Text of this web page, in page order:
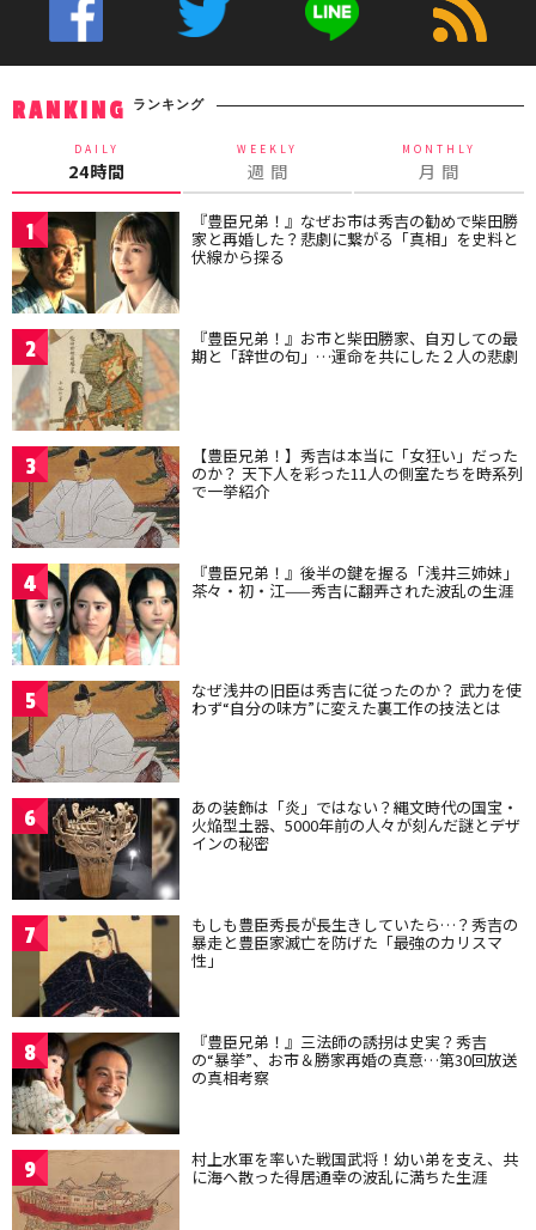
RANKING ランキング
DAILY
24時間
WEEKLY
週 間
MONTHLY
月 間
1 『豊臣兄弟！』なぜお市は秀吉の勧めで柴田勝
家と再婚した？悲劇に繋がる「真相」を史料と
伏線から探る
2 『豊臣兄弟！』お市と柴田勝家、自刃しての最
期と「辞世の句」…運命を共にした２人の悲劇
3 【豊臣兄弟！】秀吉は本当に「女狂い」だった
のか？ 天下人を彩った11人の側室たちを時系列
で一挙紹介
4 『豊臣兄弟！』後半の鍵を握る「浅井三姉妹」
茶々・初・江——秀吉に翻弄された波乱の生涯
5 なぜ浅井の旧臣は秀吉に従ったのか？ 武力を使
わず“自分の味方”に変えた裏工作の技法とは
6 あの装飾は「炎」ではない？縄文時代の国宝・
火焔型土器、5000年前の人々が刻んだ謎とデザ
インの秘密
7 もしも豊臣秀長が長生きしていたら…？秀吉の
暴走と豊臣家滅亡を防げた「最強のカリスマ
性」
8 『豊臣兄弟！』三法師の誘拐は史実？秀吉
の“暴挙”、お市＆勝家再婚の真意…第30回放送
の真相考察
9 村上水軍を率いた戦国武将！幼い弟を支え、共
に海へ散った得居通幸の波乱に満ちた生涯